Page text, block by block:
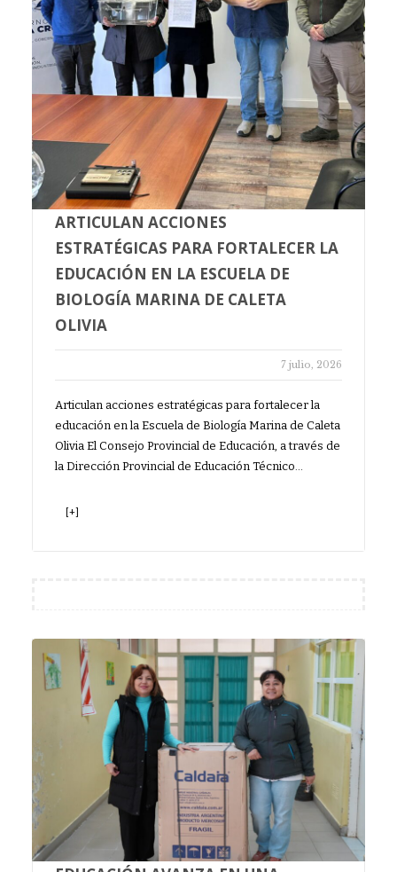
ARTICULAN ACCIONES
ESTRATÉGICAS PARA FORTALECER LA
EDUCACIÓN EN LA ESCUELA DE
BIOLOGÍA MARINA DE CALETA
OLIVIA
7 julio, 2026
Articulan acciones estratégicas para fortalecer la
educación en la Escuela de Biología Marina de Caleta
Olivia El Consejo Provincial de Educación, a través de
la Dirección Provincial de Educación Técnico…
[+]